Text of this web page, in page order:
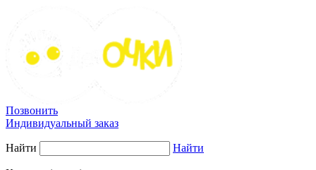
Позвонить
Индивидуальный заказ
Найти Найти